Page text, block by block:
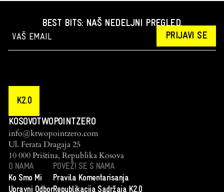
BEST BITS: NAŠ NEDELJNI PREGLED.
PRIJAVI SE
K2.0
KOSOVOTWOPOINTZERO
info@ktwopointzero.com
Ul. Ferata Dragaja 25
10 000 Priština, Republika Kosova
O NAMA
Ko Smo Mi
Upravni Odbor
POVEŽI SE S NAMA
Pravila Komentarisanja
Republikacija Sadržaja K2.0